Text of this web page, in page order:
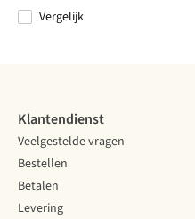
Vergelijk
Klantendienst
Veelgestelde vragen
Bestellen
Betalen
Levering